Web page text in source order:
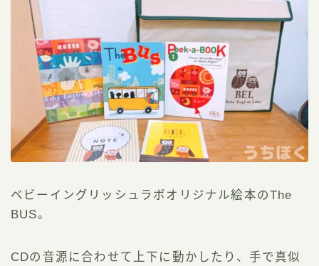
ベビーイングリッシュラボオリジナル絵本のThe
BUS。
CDの音源に合わせて上下に動かしたり、手で真似